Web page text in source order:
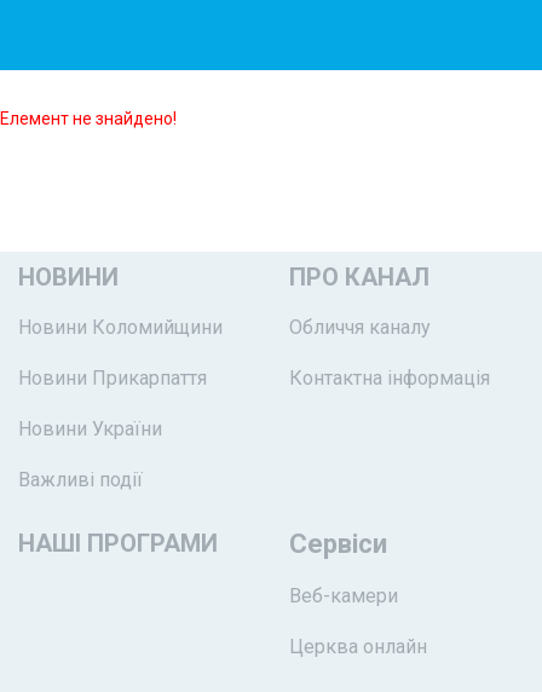
Елемент не знайдено!
НОВИНИ
Новини Коломийщини
Новини Прикарпаття
Новини України
Важливі події
ПРО КАНАЛ
Обличчя каналу
Контактна інформація
НАШІ ПРОГРАМИ Сервіси
Веб-камери
Церква онлайн